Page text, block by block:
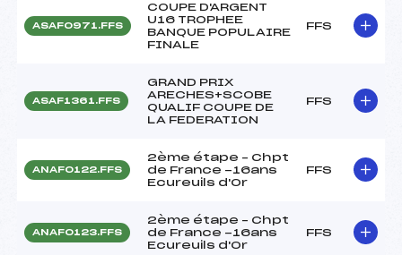
ASAF0971.FFS
COUPE D'ARGENT
U16 TROPHEE
BANQUE POPULAIRE
FINALE
FFS
ASAF1361.FFS
GRAND PRIX
ARECHES+SCOBE
QUALIF COUPE DE
LA FEDERATION
FFS
ANAF0122.FFS
2ème étape – Chpt
de France -16ans
Ecureuils d'Or
FFS
ANAF0123.FFS
2ème étape – Chpt
de France -16ans
Ecureuils d'Or
FFS